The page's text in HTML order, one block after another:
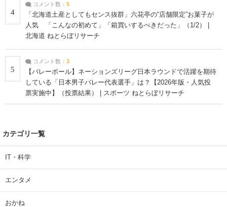
4
コメント数： 5
「北海道土産としてもセンス抜群」六花亭の“店舗限定”お菓子が
人気 「こんなの初めて」「箱買いするべきだった」（1/2） |
北海道 ねとらぼリサーチ
5
コメント数： 3
【バレーボール】ネーションズリーグ日本ラウンドで活躍を期待
している「日本男子バレー代表選手」は？【2026年版・人気投
票実施中】（投票結果） | スポーツ ねとらぼリサーチ
カテゴリ一覧
IT・科学
エンタメ
おかね